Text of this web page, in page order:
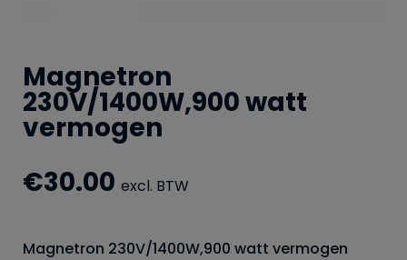
Magnetron
230V/1400W,900 watt
vermogen
€30.00 excl. BTW
Magnetron 230V/1400W,900 watt vermogen